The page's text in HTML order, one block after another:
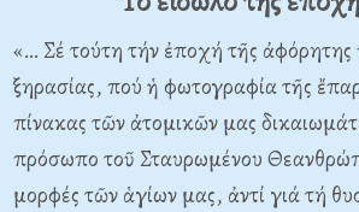
«… Σέ τούτη τήν ἐποχή τῆς ἀφόρητης
ξηρασίας, πού ἡ φωτογραφία τῆς
πίνακας τῶν ἀτομικῶν μας
πρόσωπο τοῦ Σταυρωμένου
μορφές τῶν ἁγίων μας, ἀντί γιά τή